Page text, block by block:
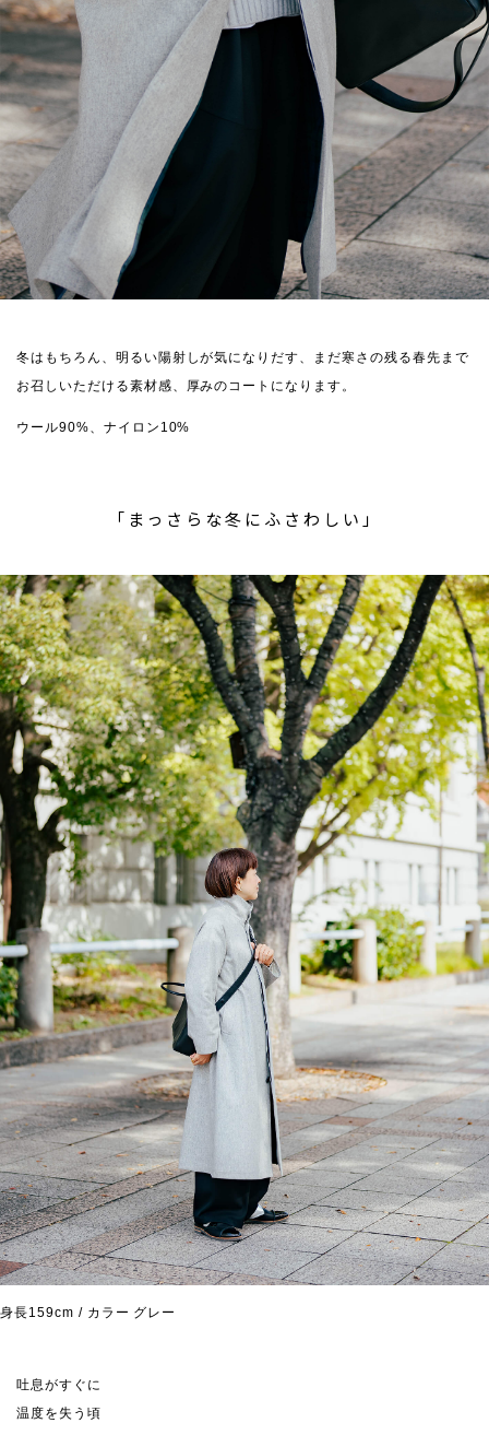
冬はもちろん、明るい陽射しが気になりだす、まだ寒さの残る春先まで
お召しいただける素材感、厚みのコートになります。
ウール90%、ナイロン10%
「まっさらな冬にふさわしい」
身長159cm / カラー グレー
吐息がすぐに
温度を失う頃